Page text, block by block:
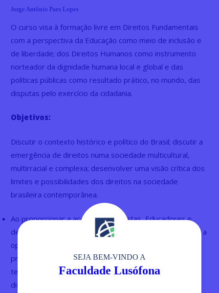
SEJA BEM-VINDO A
Faculdade Lusófona
Jorge Antônio Paes Lopes
O curso visa à formação livre em Direitos Fundamentais
com a perspectiva da Educação como meio de inclusão e
de liberdade; dos Direitos Humanos como instrumento
norteador da dignidade humana local e global e das
políticas públicas como resultado prático, no mundo, das
disputas pelo exercício da cidadania.
Objetivos:
Discutir o contexto histórico e político do Brasil; discutir a
emergência de direitos numa sociedade multicultural,
multirracial e complexa; desenvolver uma visão crítica dos
limites e possibilidades dos direitos na sociedade
brasileira contemporânea.
Ao proporcionar a acadêmicos, Juristas, Educadores e
demais profissionais interessados que atuam no campo, a
oportunidade de aprofundar seus conhecimentos numa
proposta sociojurídica, baseando-se em conceitos
teóricos, fatos sociais e empiria, espera-se que os
discentes lancem mão dos conhecimentos adquiridos